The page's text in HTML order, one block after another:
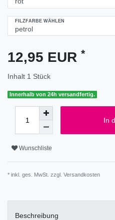
FILZFARBE WÄHLEN
12,95 EUR *
Inhalt 1 Stück
Innerhalb von 24h versandfertig.
In
Wunschliste
* inkl. ges. MwSt. zzgl. Versandkosten
Beschreibung